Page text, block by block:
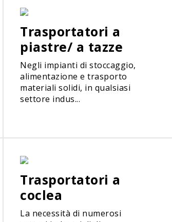
Trasportatori a
piastre/ a tazze
Negli impianti di stoccaggio,
alimentazione e trasporto
materiali solidi, in qualsiasi
settore indus...
Trasportatori a
coclea
La necessità di numerosi